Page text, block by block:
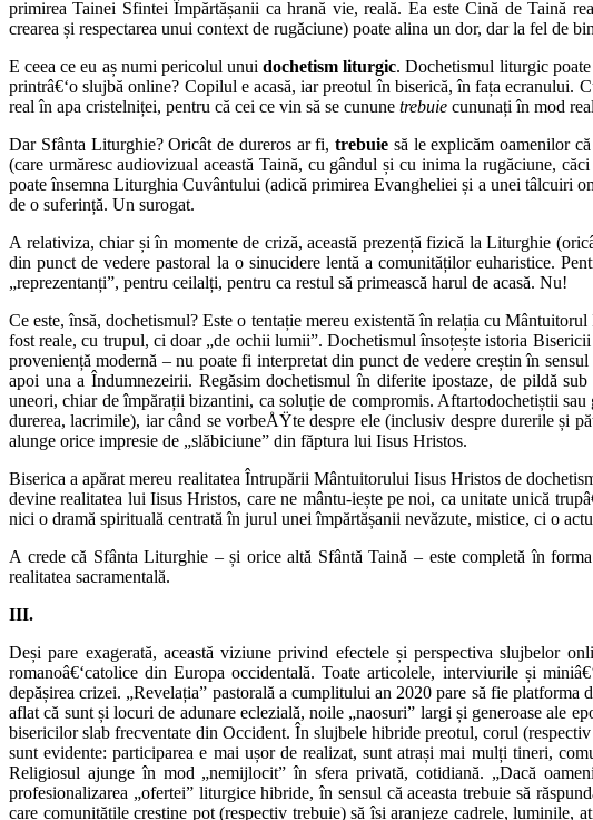
primirea Tainei Sfintei Împărtășanii ca hrană vie, reală. Ea este Cină de Taină
crearea și respectarea unui context de rugăciune) poate alina un dor, dar la fel de
E ceea ce eu aș numi pericolul unuidochetism liturgic. Dochetismul liturgic
printrâ€‘o slujbă online? Copilul e acasă, iar preotul în biserică, în fața
real în apa cristelniței, pentru că cei ce vin să se cunune trebuie cununați în mod
Dar Sfânta Liturghie? Oricât de dureros ar fi,trebuie să le explicăm oamenilor
(care urmăresc audiovizual această Taină, cu gândul și cu inima la rugăciune,
poate însemna Liturghia Cuvântului (adică primirea Evangheliei și a unei tâlcuiri
de o suferință. Un surogat.
A relativiza, chiar și în momente de criză, această prezență fizică la Liturghie
din punct de vedere pastoral la o sinucidere lentă a comunităților euharistice.
„reprezentanți”, pentru ceilalți, pentru ca restul să primească harul de acasă. Nu!
Ce este, însă, dochetismul? Este o tentație mereu existentă în relația cu
fost reale, cu trupul, ci doar „de ochii lumii”. Dochetismul însoțește istoria
proveniență modernă – nu poate fi interpretat din punct de vedere creștin în
apoi una a Îndumnezeirii. Regăsim dochetismul în diferite ipostaze, de pildă
uneori, chiar de împărații bizantini, ca soluție de compromis. Aftartodochetiștii
durerea, lacrimile), iar când se vorbeÅŸte despre ele (inclusiv despre durerile și
alunge orice impresie de „slăbiciune” din făptura lui Iisus Hristos.
Biserica a apărat mereu realitatea Întrupării Mântuitorului Iisus Hristos de
devine realitatea lui Iisus Hristos, care ne mântu-iește pe noi, ca unitate unică
nici o dramă spirituală centrată în jurul unei împărtășanii nevăzute, mistice, ci o
A crede că Sfânta Liturghie – și orice altă Sfântă Taină – este completă în
realitatea sacramentală.
III.
Deși pare exagerată, această viziune privind efectele și perspectiva slujbelor
romanoâ€‘catolice din Europa occidentală. Toate articolele, interviurile și
depășirea crizei. „Revelația” pastorală a cumplitului an 2020 pare să fie
aflat că sunt și locuri de adunare eclezială, noile „naosuri” largi și generoase ale
bisericilor slab frecventate din Occident. În slujbele hibride preotul, corul
sunt evidente: participarea e mai ușor de realizat, sunt atrași mai mulți tineri,
Religiosul ajunge în mod „nemijlocit” în sfera privată, cotidiană. „Dacă
profesionalizarea „ofertei” liturgice hibride, în sensul că aceasta trebuie să
care comunitățile creștine pot (respectiv trebuie) să își aranjeze cadrele, luminile,